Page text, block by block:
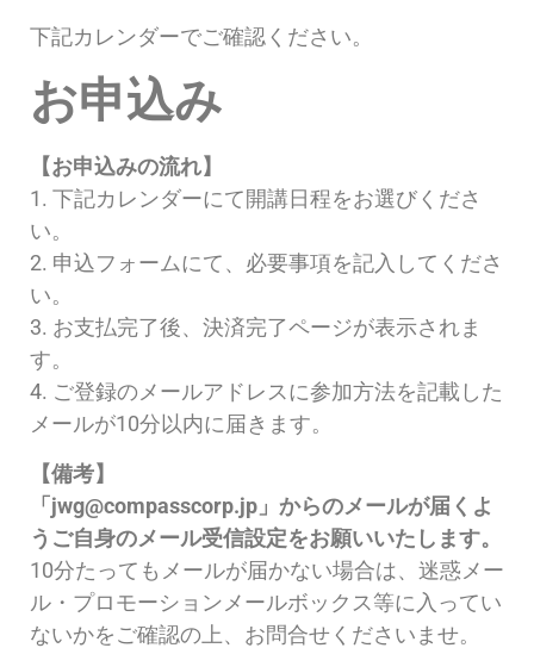
下記カレンダーでご確認ください。
お申込み
【お申込みの流れ】
1. 下記カレンダーにて開講日程をお選びくださ
い。
2. 申込フォームにて、必要事項を記入してくださ
い。
3. お支払完了後、決済完了ページが表示されま
す。
4. ご登録のメールアドレスに参加方法を記載した
メールが10分以内に届きます。
【備考】
「jwg@compasscorp.jp 」からのメールが届くよ
うご自身のメール受信設定をお願いいたします。
10分たってもメールが届かない場合は、迷惑メー
ル・プロモーションメールボックス等に入ってい
ないかをご確認の上、お問合せくださいませ。